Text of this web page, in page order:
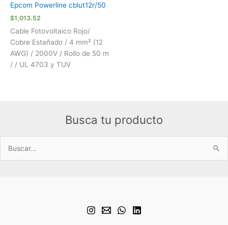
Epcom Powerline cblut12r/50
$1,013.52
Cable Fotovoltaico Rojo/
Cobre Estañado / 4 mm² (12
AWG) / 2000V / Rollo de 50 m
/ / UL 4703 y TUV
Busca tu producto
Buscar
por: